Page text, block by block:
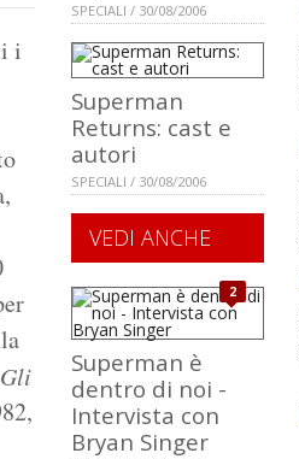
i
Gli
SPECIALI / 30/08/2006
Superman
Returns: cast e
autori
SPECIALI / 30/08/2006
VEDI ANCHE
2
Superman è
dentro di noi -
Intervista con
Bryan Singer